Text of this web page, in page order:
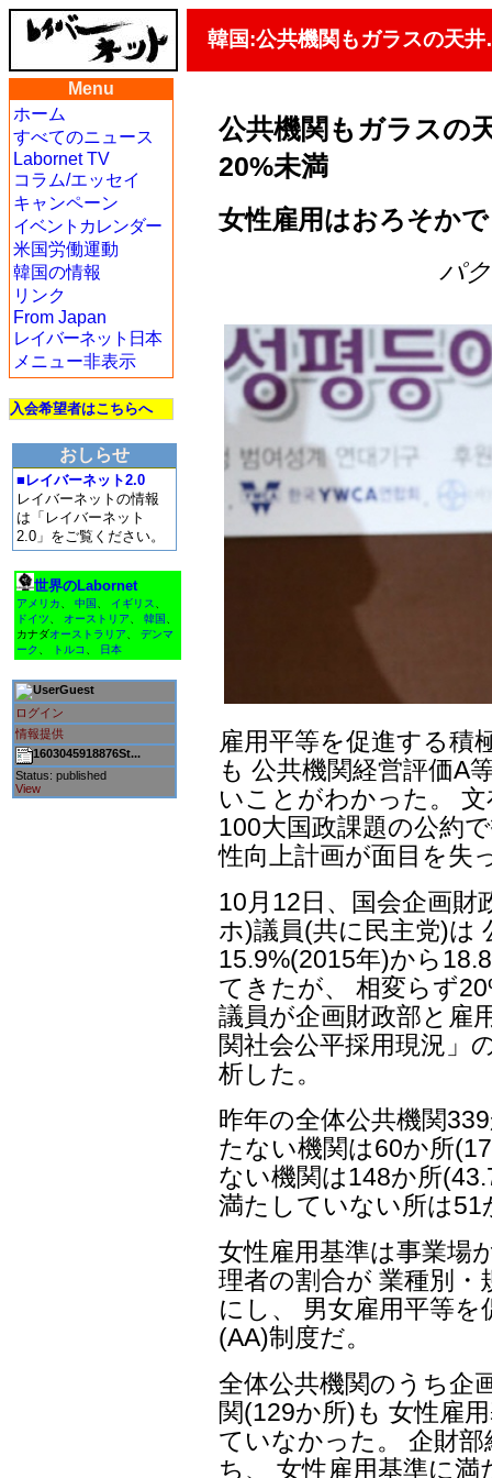
韓国:公共機関もガラスの天
Menu
ホーム
すべてのニュース
Labornet TV
コラム/エッセイ
キャンペーン
イベントカレンダー
米国労働運動
韓国の情報
リンク
From Japan
レイバーネット日本
メニュー非表示
入会希望者はこちらへ
おしらせ
■レイバーネット2.0
レイバーネットの情報
は「レイバーネット
2.0」をご覧ください。
世界のLabornet
アメリカ 中国 イギリス
ドイツ
オーストリア 韓国
カナダオーストラリア
デンマ
ーク
トルコ 日本
Guest
ログイン
情報提供
1603045918876St...
Status: published
View
公共機関もガラスの
20%未満
女性雇用はおろそか
パ
雇用平等を促進する積
も 公共機関経営評価A
いことがわかった。
100大国政課題の公約
性向上計画が面目を失
10月12日、国会企画
ホ)議員(共に民主党)は
15.9%(2015年)から
てきたが、 相変らず
議員が企画財政部と雇
関社会公平採用現況」
析した。
昨年の全体公共機関
たない機関は60か所
ない機関は148か所
満たしていない所は51
女性雇用基準は事業場
理者の割合が 業種別
にし、 男女雇用平等
(AA)制度だ。
全体公共機関のうち企
関(129か所)も 女性雇
ていなかった。 企財
ち、 女性雇用基準に